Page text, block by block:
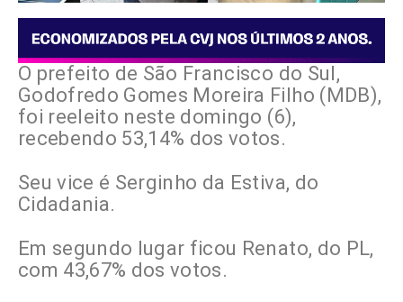
O prefeito de São Francisco do Sul,
Godofredo Gomes Moreira Filho (MDB),
foi reeleito neste domingo (6),
recebendo 53,14% dos votos.
Seu vice é Serginho da Estiva, do
Cidadania.
Em segundo lugar ficou Renato, do PL,
com 43,67% dos votos.